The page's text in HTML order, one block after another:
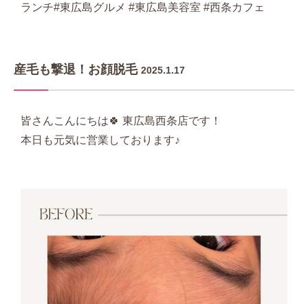
ランチ#東広島グルメ #東広島美容室 #西条カフェ
産毛も撃退！お顔脱毛 2025.1.17
皆さんこんにちは🍀 東広島西条店です！
本日も元気に営業しております♪